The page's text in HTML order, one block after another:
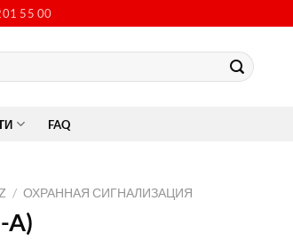
55 00
FAQ
/ ОХРАННАЯ СИГНАЛИЗАЦИЯ
A)